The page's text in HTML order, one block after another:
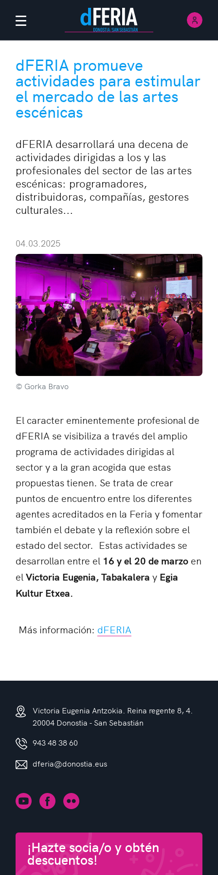
Menú Principal
dFERIA promueve
actividades para estimular
el mercado de las artes
escénicas
dFERIA desarrollará una decena de
actividades dirigidas a los y las
profesionales del sector de las artes
escénicas: programadores,
distribuidoras, compañías, gestores
culturales...
04.03.2025
© Gorka Bravo
El caracter eminentemente profesional de
dFERIA se visibiliza a través del amplio
programa de actividades dirigidas al
sector y a la gran acogida que estas
propuestas tienen. Se trata de crear
puntos de encuentro entre los diferentes
agentes acreditados en la Feria y fomentar
también el debate y la reflexión sobre el
estado del sector. Estas actividades se
desarrollan entre el 16 y el 20 de marzo en
el Victoria Eugenia, Tabakalera y Egia
Kultur Etxea.
Más información: dFERIA
Victoria Eugenia Antzokia. Reina regente 8, 4.
20004 Donostia - San Sebastián
943 48 38 60
dferia@donostia.eus
¡Hazte socia/o y obtén
descuentos!